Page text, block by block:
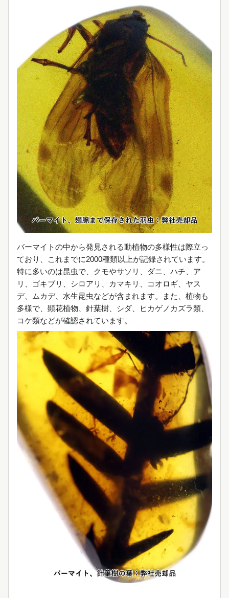
バーマイトの中から発見される動植物の多様性は際立っ
ており、これまでに2000種類以上が記録されています。
特に多いのは昆虫で、クモやサソリ、ダニ、ハチ、ア
リ、ゴキブリ、シロアリ、カマキリ、コオロギ、ヤス
デ、ムカデ、水生昆虫などが含まれます。また、植物も
多様で、顕花植物、針葉樹、シダ、ヒカゲノカズラ類、
コケ類などが確認されています。